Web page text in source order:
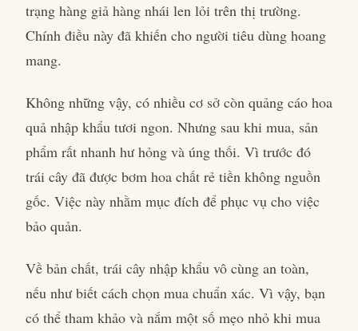
trạng hàng giả hàng nhái len lỏi trên thị trường.
Chính điều này đã khiến cho người tiêu dùng hoang
mang.
Không những vậy, có nhiều cơ sở còn quảng cáo hoa
quả nhập khẩu tươi ngon. Nhưng sau khi mua, sản
phẩm rất nhanh hư hỏng và úng thối. Vì trước đó
trái cây đã được bơm hoa chất rẻ tiền không nguồn
gốc. Việc này nhằm mục đích để phục vụ cho việc
bảo quản.
Về bản chất, trái cây nhập khẩu vô cùng an toàn,
nếu như biết cách chọn mua chuẩn xác. Vì vậy, bạn
có thể tham khảo và nắm một số mẹo nhỏ khi mua